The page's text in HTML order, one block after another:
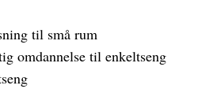
til små rum
omdannelse til enkeltseng